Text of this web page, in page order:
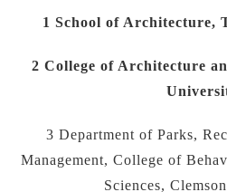
1 School of Architecture,
2 College of Architecture
3 Department of Parks,
Management, College of
Sciences,